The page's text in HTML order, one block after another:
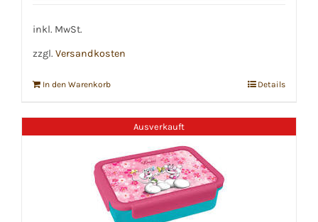
inkl. MwSt.
zzgl. Versandkosten
In den Warenkorb Details
Ausverkauft